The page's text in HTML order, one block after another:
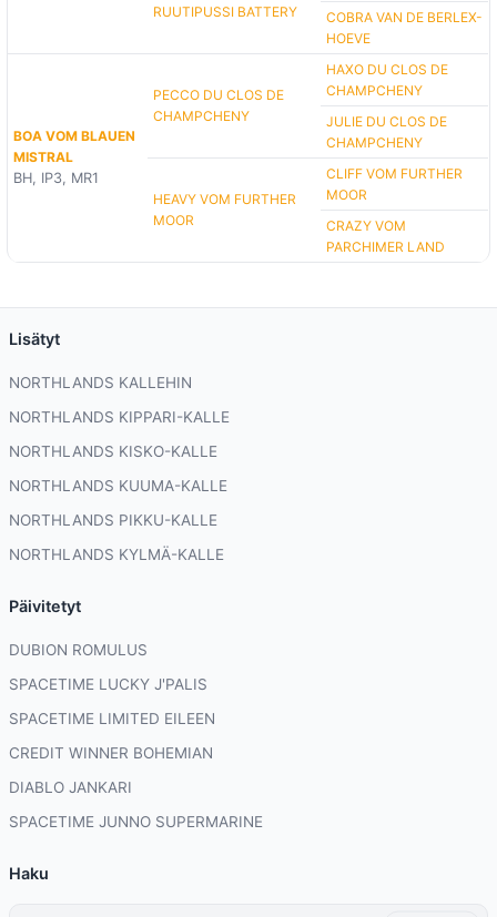
RUUTIPUSSI BATTERY
COBRA VAN DE BERLEX-
HOEVE
BOA VOM BLAUEN
MISTRAL
BH, IP3, MR1
PECCO DU CLOS DE
CHAMPCHENY
HAXO DU CLOS DE
CHAMPCHENY
JULIE DU CLOS DE
CHAMPCHENY
HEAVY VOM FURTHER
MOOR
CLIFF VOM FURTHER
MOOR
CRAZY VOM
PARCHIMER LAND
Lisätyt
NORTHLANDS KALLEHIN
NORTHLANDS KIPPARI-KALLE
NORTHLANDS KISKO-KALLE
NORTHLANDS KUUMA-KALLE
NORTHLANDS PIKKU-KALLE
NORTHLANDS KYLMÄ-KALLE
Päivitetyt
DUBION ROMULUS
SPACETIME LUCKY J'PALIS
SPACETIME LIMITED EILEEN
CREDIT WINNER BOHEMIAN
DIABLO JANKARI
SPACETIME JUNNO SUPERMARINE
Haku